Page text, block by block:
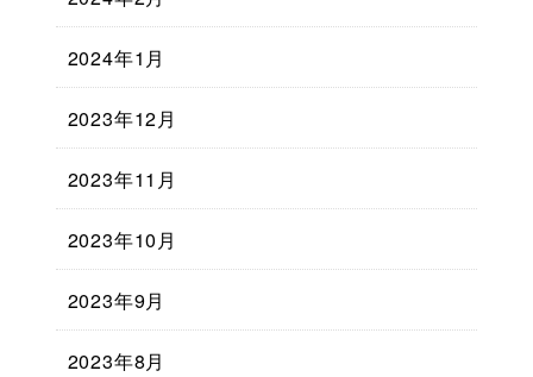
2024年1月
2023年12月
2023年11月
2023年10月
2023年9月
2023年8月